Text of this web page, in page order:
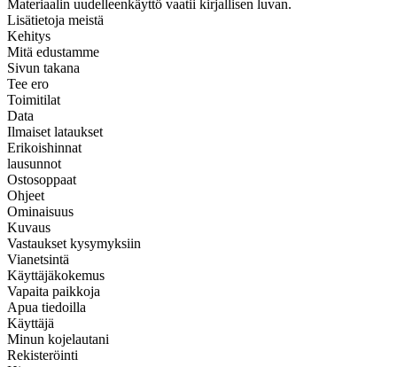
Materiaalin uudelleenkäyttö vaatii kirjallisen luvan.
Lisätietoja meistä
Kehitys
Mitä edustamme
Sivun takana
Tee ero
Toimitilat
Data
Ilmaiset lataukset
Erikoishinnat
lausunnot
Ostosoppaat
Ohjeet
Ominaisuus
Kuvaus
Vastaukset kysymyksiin
Vianetsintä
Käyttäjäkokemus
Vapaita paikkoja
Apua tiedoilla
Käyttäjä
Minun kojelautani
Rekisteröinti